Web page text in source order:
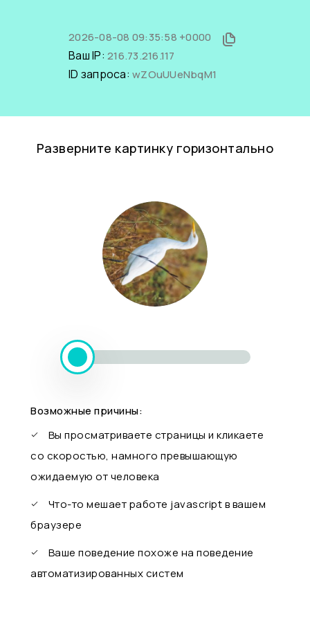
2026-08-08 09:35:58 +0000
Ваш IP: 216.73.216.117
ID запроса: wZOuUUeNbqM1
Разверните картинку горизонтально
Возможные причины:
Вы просматриваете страницы и кликаете
со скоростью, намного превышающую
ожидаемую от человека
Что-то мешает работе javascript в вашем
браузере
Ваше поведение похоже на поведение
автоматизированных систем